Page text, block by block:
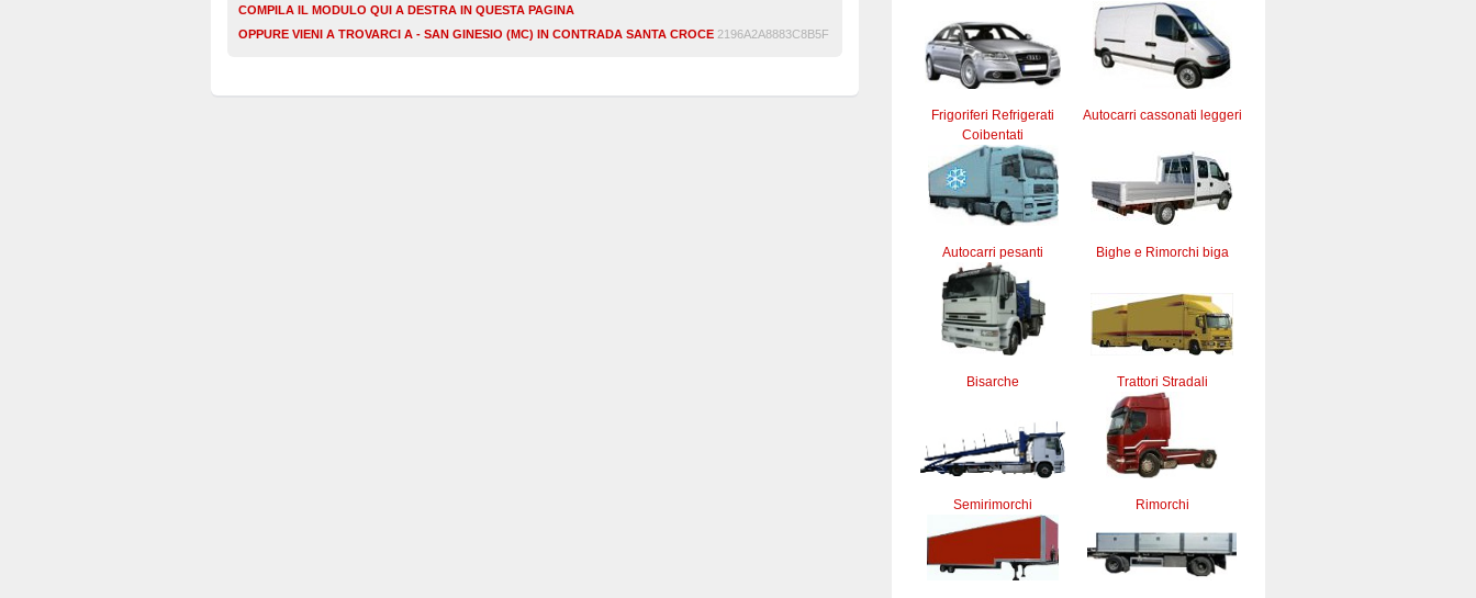
COMPILA IL MODULO QUI A DESTRA IN QUESTA PAGINA
OPPURE VIENI A TROVARCI A - SAN GINESIO (MC) IN CONTRADA SANTA CROCE 2196A2A8883C8B5F
Frigoriferi Refrigerati
Coibentati
Autocarri cassonati leggeri
Autocarri pesanti Bighe e Rimorchi biga
Bisarche Trattori Stradali
Semirimorchi Rimorchi